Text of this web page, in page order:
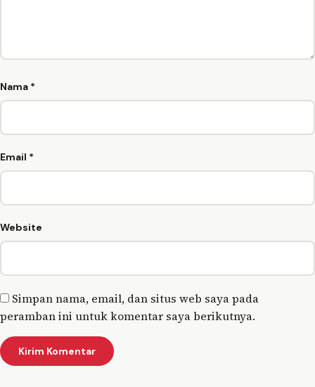
Nama *
Email *
Website
Simpan nama, email, dan situs web saya pada
peramban ini untuk komentar saya berikutnya.